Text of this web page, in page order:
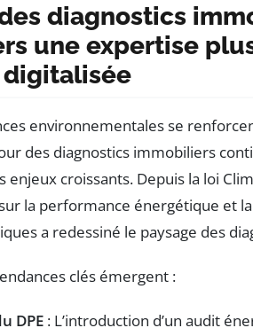
diagnostics
une expertise
digitalisée
environnementales se
des diagnostics immobiliers
enjeux croissants. Depuis la loi
la performance énergétique et
a redessiné le paysage des
clés émergent :
DPE : L’introduction d’un audit